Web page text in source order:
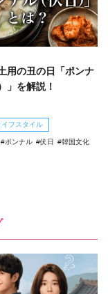
用の丑の日「ポンナ
」を解説！
イフスタイル
ポンナル 伏日 韓国文化